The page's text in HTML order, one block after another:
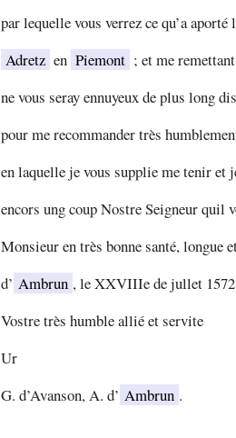
par lequelle vous verrez ce qu’a aporté
Adretz en Piemont ; et me
ne vous seray ennuyeux de plus long
pour me recommander très
en laquelle je vous supplie me tenir et
encors ung coup Nostre Seigneur quil
Monsieur en très bonne santé, longue
d’ Ambrun , le XXVIIIe de jullet 1572
Vostre très humble allié et servite
Ur
G. d’Avanson, A. d’ Ambrun .